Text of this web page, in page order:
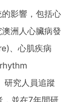
影響，包括心
洲人心臟病發
、心肌疾病
究人員追蹤
，並在7年間研